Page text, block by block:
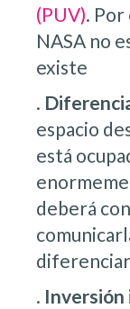
(PUV). Por
NASA no
existe
.
espacio
está
deberá
. Inversión